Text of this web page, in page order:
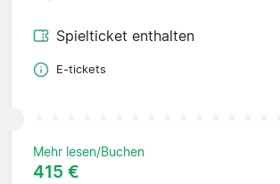
Spielticket enthalten
E-tickets
Mehr lesen/Buchen
415 €